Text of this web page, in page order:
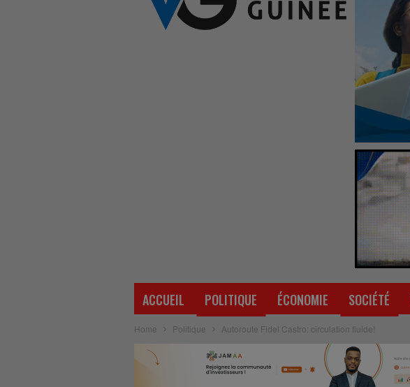
ACCUEIL POLITIQUE ÉCONOMIE SOCIÉTÉ
Home Politique Autoroute Fidel Castro: circulation fluide!